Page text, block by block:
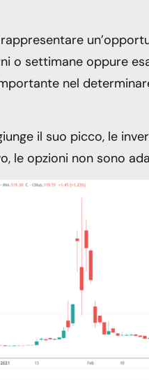
o settimane oppure
nel
il suo picco, le
le opzioni non sono